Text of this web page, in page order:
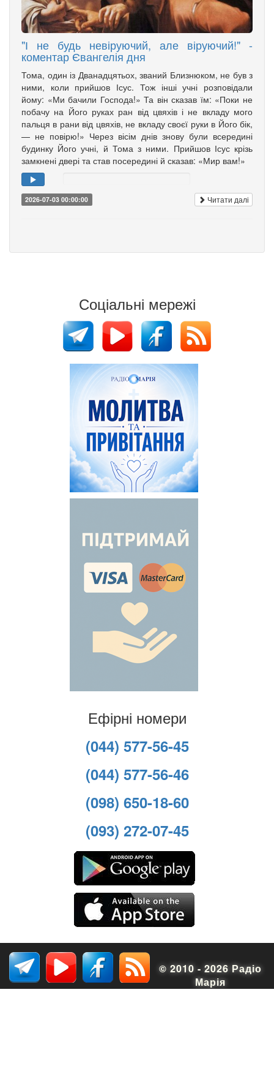
"І не будь невіруючий, але віруючий!" -
коментар Євангелія дня
Тома, один із Дванадцятьох, званий Близнюком, не був з
ними, коли прийшов Ісус. Тож інші учні розповідали
йому: «Ми бачили Господа!» Та він сказав їм: «Поки не
побачу на Його руках ран від цвяхів і не вкладу мого
пальця в рани від цвяхів, не вкладу своєї руки в Його бік,
— не повірю!» Через вісім днів знову були всередині
будинку Його учні, й Тома з ними. Прийшов Ісус крізь
замкнені двері та став посередині й сказав: «Мир вам!»
2026-07-03 00:00:00 Читати далі
Соціальні мережі
Ефірні номери
(044) 577-56-45
(044) 577-56-46
(098) 650-18-60
(093) 272-07-45
© 2010 - 2026 Радіо
Марія